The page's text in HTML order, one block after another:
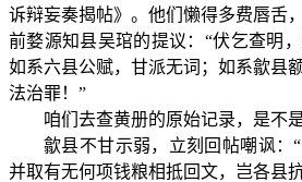
诉辩妄奏揭帖》。他们懒得多费唇舌
前婺源知县吴琯的提议：“伏乞查明
如系六县公赋，甘派无词；如系歙县
法治罪！”
咱们去查黄册的原始记录，是不
歙县不甘示弱，立刻回帖嘲讽：
并取有无何项钱粮相抵回文，岂各县